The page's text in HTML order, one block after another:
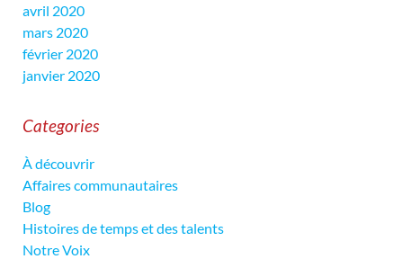
avril 2020
mars 2020
février 2020
janvier 2020
Categories
À découvrir
Affaires communautaires
Blog
Histoires de temps et des talents
Notre Voix